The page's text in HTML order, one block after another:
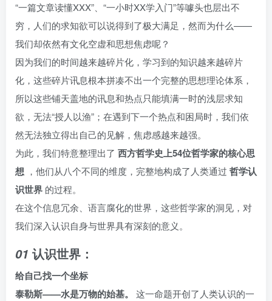
“一篇文章读懂XXX”、“一小时XX学入门”等噱头也层出不
穷，人们的求知欲可以说得到了极大满足，然而为什么——
我们却依然有文化空虚和思想焦虑呢？
因为我们的时间越来越碎片化，学习到的知识越来越碎片
化，这些碎片讯息根本拼凑不出一个完整的思想理论体系，
所以这些铺天盖地的讯息和热点只能填满一时的浅层求知
欲，无法“授人以渔”；在遇到下一个热点和困局时，我们依
然无法独立得出自己的见解，焦虑感越来越强。
为此，我们特意整理出了 西方哲学史上54位哲学家的核心思
想 ，他们从八个不同的维度，完整地构成了人类通过 哲学认
识世界 的过程。
在这个信息冗余、语言腐化的世界，这些哲学家的洞见，对
我们深入认识自身与世界具有深刻的意义。
01 认识世界：
给自己找一个坐标
泰勒斯——水是万物的始基。 这一命题开创了人类认识的一